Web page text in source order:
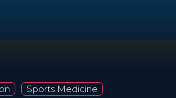
Sports Medicine